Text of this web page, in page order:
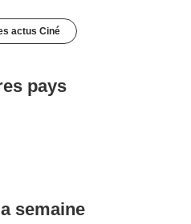
actus Ciné
pays
semaine